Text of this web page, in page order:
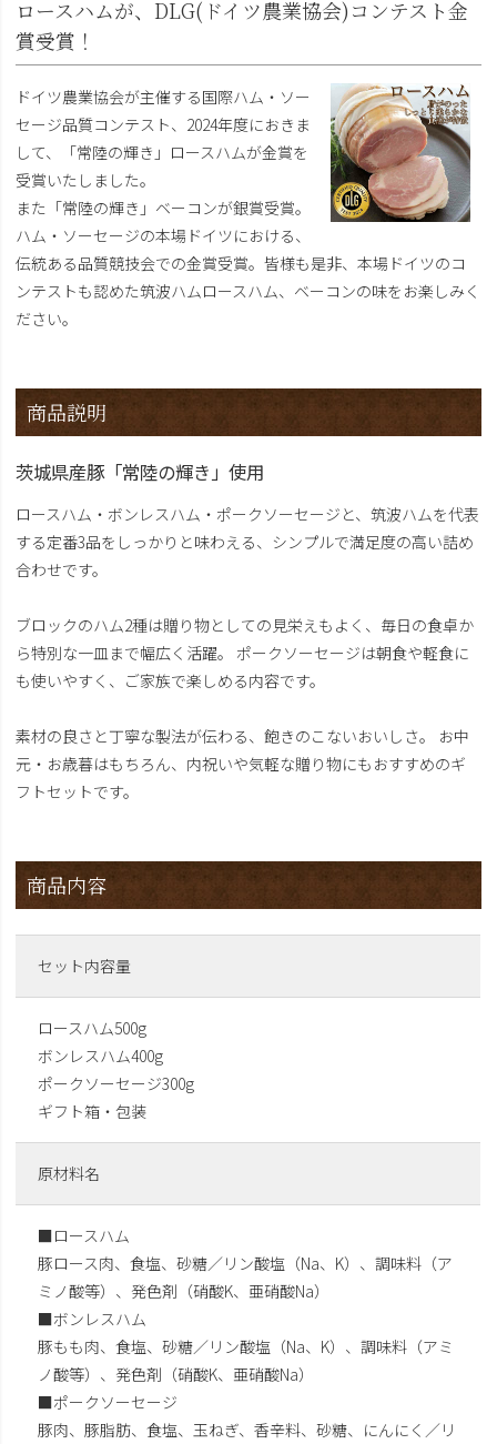
ロースハムが、DLG(ドイツ農業協会)コンテスト金
賞受賞！
ドイツ農業協会が主催する国際ハム・ソー
セージ品質コンテスト、2024年度におきま
して、「常陸の輝き」ロースハムが金賞を
受賞いたしました。
また「常陸の輝き」ベーコンが銀賞受賞。
ハム・ソーセージの本場ドイツにおける、
伝統ある品質競技会での金賞受賞。皆様も是非、本場ドイツのコ
ンテストも認めた筑波ハムロースハム、ベーコンの味をお楽しみく
ださい。
商品説明
茨城県産豚「常陸の輝き」使用
ロースハム・ボンレスハム・ポークソーセージと、筑波ハムを代表
する定番3品をしっかりと味わえる、シンプルで満足度の高い詰め
合わせです。
ブロックのハム2種は贈り物としての見栄えもよく、毎日の食卓か
ら特別な一皿まで幅広く活躍。 ポークソーセージは朝食や軽食に
も使いやすく、ご家族で楽しめる内容です。
素材の良さと丁寧な製法が伝わる、飽きのこないおいしさ。 お中
元・お歳暮はもちろん、内祝いや気軽な贈り物にもおすすめのギ
フトセットです。
商品内容
セット内容量
ロースハム500g
ボンレスハム400g
ポークソーセージ300g
ギフト箱・包装
原材料名
■ロースハム
豚ロース肉、食塩、砂糖／リン酸塩（Na、K）、調味料（ア
ミノ酸等）、発色剤（硝酸K、亜硝酸Na）
■ボンレスハム
豚もも肉、食塩、砂糖／リン酸塩（Na、K）、調味料（アミ
ノ酸等）、発色剤（硝酸K、亜硝酸Na）
■ポークソーセージ
豚肉、豚脂肪、食塩、玉ねぎ、香辛料、砂糖、にんにく／リ